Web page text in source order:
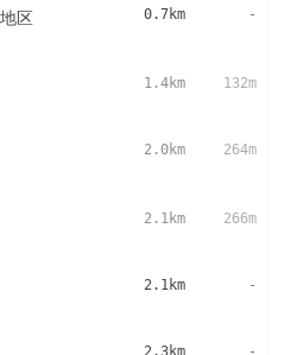
区 0.7km -
1.4km 132m
2.0km 264m
2.1km 266m
2.1km -
2.3km -